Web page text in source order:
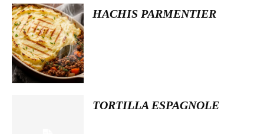
HACHIS PARMENTIER
TORTILLA ESPAGNOLE